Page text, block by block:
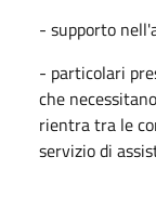
- supporto
- particolari
che
rientra tra le
servizio di